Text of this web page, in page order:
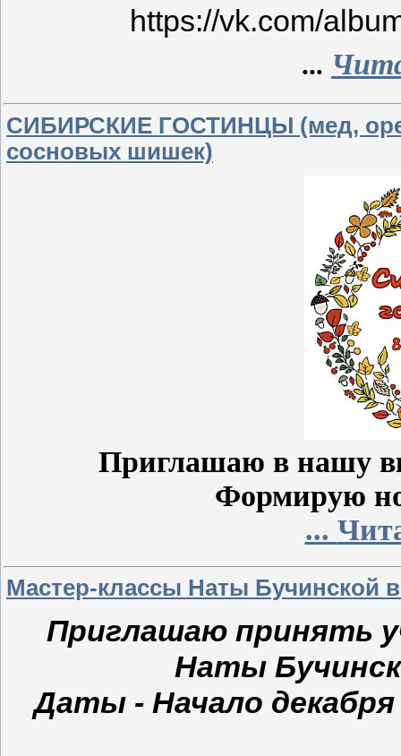
https://vk.com/
...
СИБИРСКИЕ ГОСТИНЦЫ (мед,
сосновых шишек)
Приглашаю в нашу
Формирую
...
Мастер-классы Наты Бучинской
Приглашаю принять
Наты
Даты - Начало